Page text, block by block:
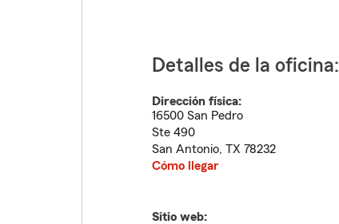
Detalles de la oficina:
Dirección física:
16500 San Pedro
Ste 490
San Antonio, TX 78232
Cómo llegar
Sitio web: